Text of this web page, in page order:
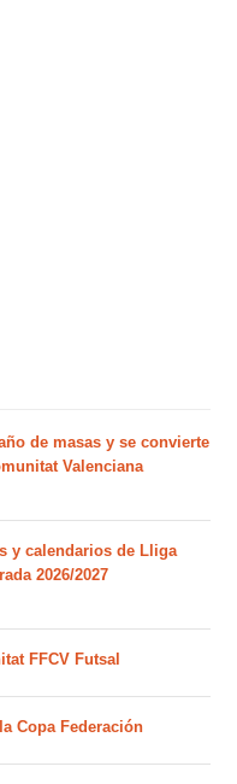
de masas y se convierte
Valenciana
y calendarios de Lliga
2026/2027
FFCV Futsal
Copa Federación